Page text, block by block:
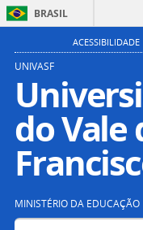
BRASIL
ACESSIBILIDADE
UNIVASF
do Vale
MINISTÉRIO DA EDUCAÇÃO
Buscar no portal